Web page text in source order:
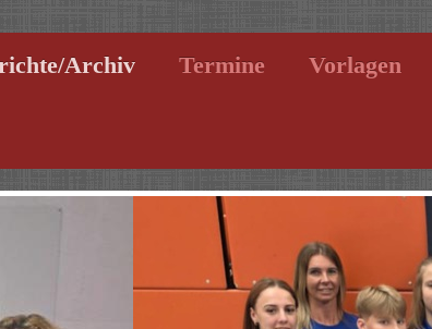
Archiv Termine Vorlagen